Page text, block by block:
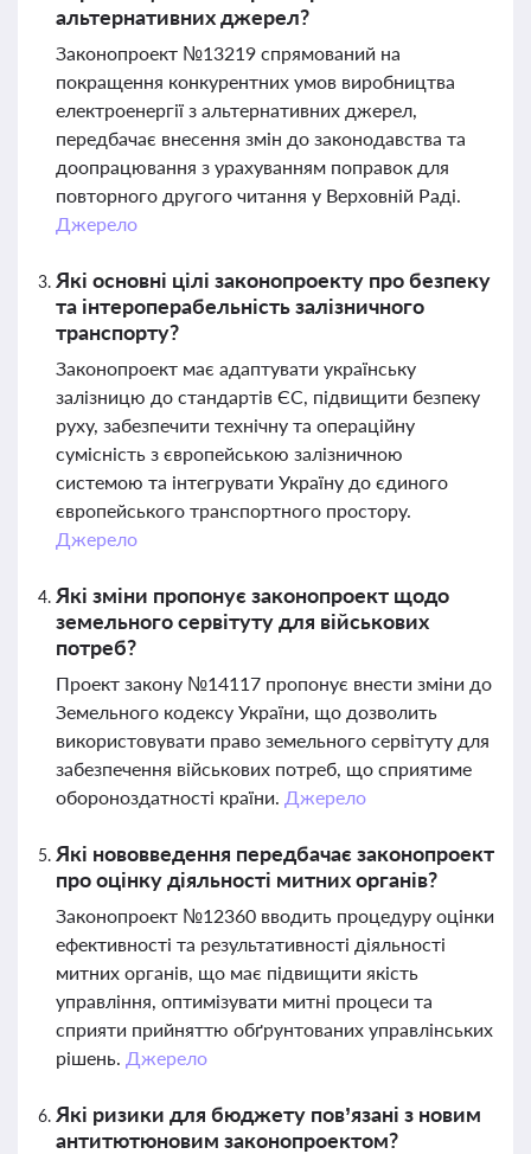
альтернативних джерел?
Законопроект №13219 спрямований на
покращення конкурентних умов виробництва
електроенергії з альтернативних джерел,
передбачає внесення змін до законодавства та
доопрацювання з урахуванням поправок для
повторного другого читання у Верховній Раді.
Джерело
Які основні цілі законопроекту про безпеку
та інтероперабельність залізничного
транспорту?
Законопроект має адаптувати українську
залізницю до стандартів ЄС, підвищити безпеку
руху, забезпечити технічну та операційну
сумісність з європейською залізничною
системою та інтегрувати Україну до єдиного
європейського транспортного простору.
Джерело
Які зміни пропонує законопроект щодо
земельного сервітуту для військових
потреб?
Проект закону №14117 пропонує внести зміни до
Земельного кодексу України, що дозволить
використовувати право земельного сервітуту для
забезпечення військових потреб, що сприятиме
обороноздатності країни. Джерело
Які нововведення передбачає законопроект
про оцінку діяльності митних органів?
Законопроект №12360 вводить процедуру оцінки
ефективності та результативності діяльності
митних органів, що має підвищити якість
управління, оптимізувати митні процеси та
сприяти прийняттю обґрунтованих управлінських
рішень. Джерело
Які ризики для бюджету пов’язані з новим
антитютюновим законопроектом?